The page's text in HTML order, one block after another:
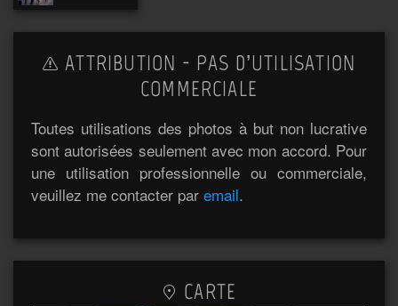
ATTRIBUTION - PAS D’UTILISATION
COMMERCIALE
Toutes utilisations des photos à but non lucrative
sont autorisées seulement avec mon accord. Pour
une utilisation professionnelle ou commerciale,
veuillez me contacter par email.
CARTE